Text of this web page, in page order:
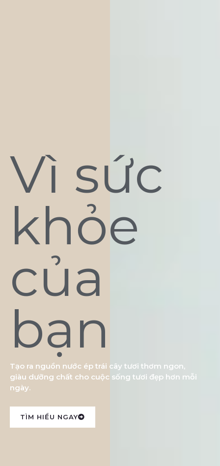
Vì sức
khỏe
của
bạn
Tạo ra nguồn nước ép trái cây tươi thơm ngon,
giàu dưỡng chất cho cuộc sống tươi đẹp hơn mỗi
ngày.
TÌM HIỂU NGAY